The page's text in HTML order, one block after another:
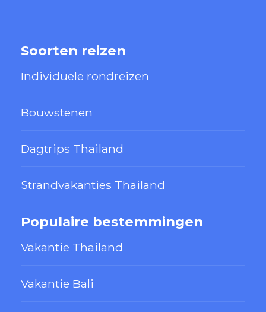
Soorten reizen
Individuele rondreizen
Bouwstenen
Dagtrips Thailand
Strandvakanties Thailand
Populaire bestemmingen
Vakantie Thailand
Vakantie Bali